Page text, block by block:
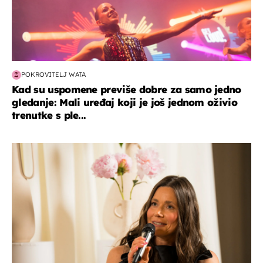
POKROVITELJ WATA
Kad su uspomene previše dobre za samo jedno
gledanje: Mali uređaj koji je još jednom oživio
trenutke s ple...
moda & ljepota